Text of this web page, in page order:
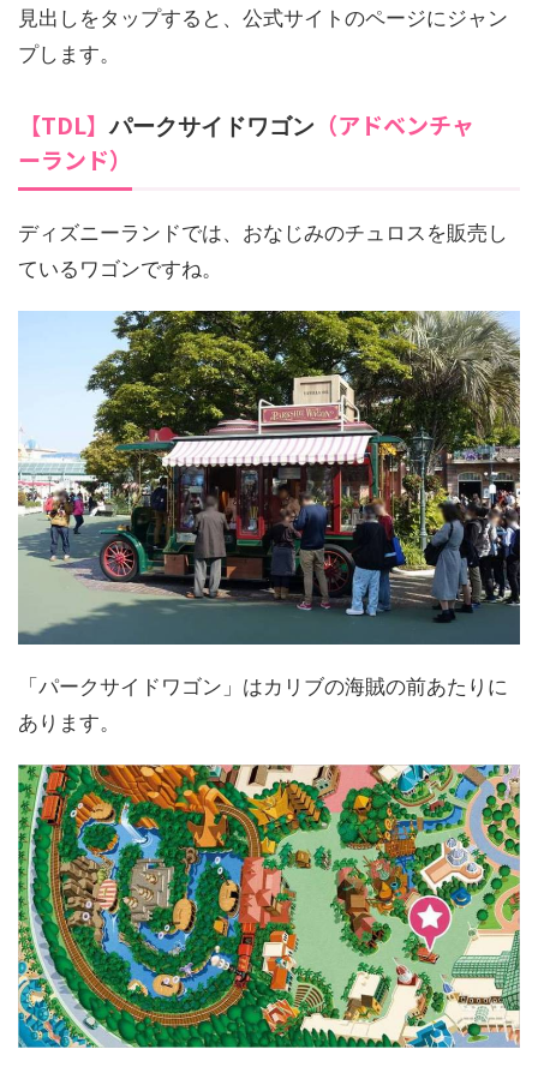
見出しをタップすると、公式サイトのページにジャン
プします。
【TDL】パークサイドワゴン
（アドベンチャ
ーランド）
ディズニーランドでは、おなじみのチュロスを販売し
ているワゴンですね。
「パークサイドワゴン」はカリブの海賊の前あたりに
あります。